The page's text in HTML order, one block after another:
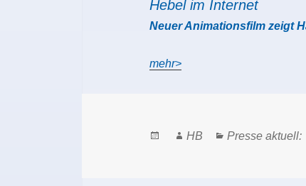
Hebel im Internet
Neuer Animationsfilm zeigt
mehr>
PostedAuthor
HB Categories
Presse aktuell: